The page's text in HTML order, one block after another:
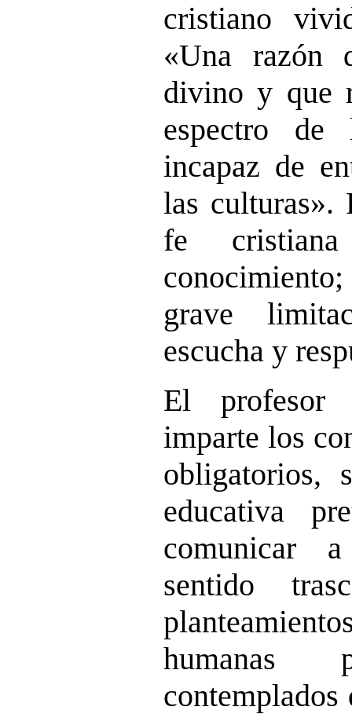
cristiano
«Una razón
divino y que
espectro de
incapaz de
las culturas».
fe
grave
escucha y
El profesor
imparte los
obligatorios,
educativa
comunicar
sentido
humanas
contemplados